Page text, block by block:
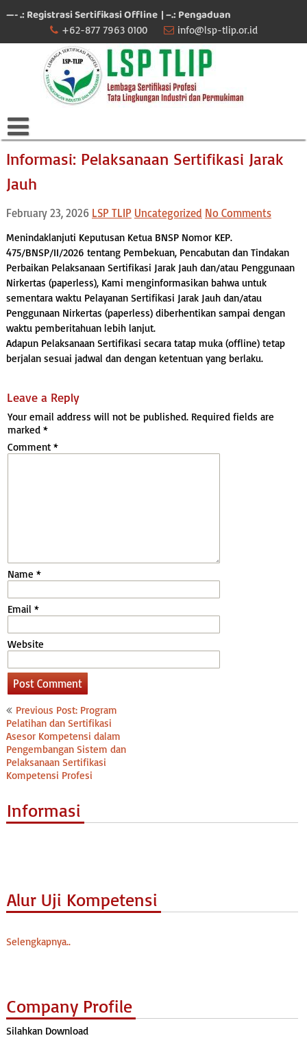
to—- .: Registrasi Sertifikasi Offline | –.: Pengaduan
+62-877 7963 0100 info@lsp-tlip.or.id
Informasi: Pelaksanaan Sertifikasi Jarak
Jauh
February 23, 2026 LSP TLIP Uncategorized No Comments
Menindaklanjuti Keputusan Ketua BNSP Nomor KEP.
475/BNSP/II/2026 tentang Pembekuan, Pencabutan dan Tindakan
Perbaikan Pelaksanaan Sertifikasi Jarak Jauh dan/atau Penggunaan
Nirkertas (paperless), Kami menginformasikan bahwa untuk
sementara waktu Pelayanan Sertifikasi Jarak Jauh dan/atau
Penggunaan Nirkertas (paperless) diberhentikan sampai dengan
waktu pemberitahuan lebih lanjut.
Adapun Pelaksanaan Sertifikasi secara tatap muka (offline) tetap
berjalan sesuai jadwal dan dengan ketentuan yang berlaku.
Leave a Reply
Your email address will not be published. Required fields are
marked *
Comment *
Name *
Email *
Website
Post
navigation
Previous Post: Program
Pelatihan dan Sertifikasi
Asesor Kompetensi dalam
Pengembangan Sistem dan
Pelaksanaan Sertifikasi
Kompetensi Profesi
Informasi
Alur Uji Kompetensi
Selengkapnya..
Company Profile
Silahkan Download